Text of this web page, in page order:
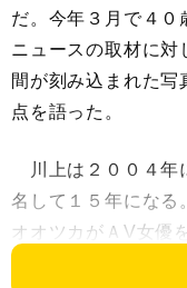
だ。今年３月で４０
ニュースの取材に対
間が刻み込まれた
点を語った。
川上は２００４年
名して１５年になる
オオツカがＡV女優
年から撮影を始めた